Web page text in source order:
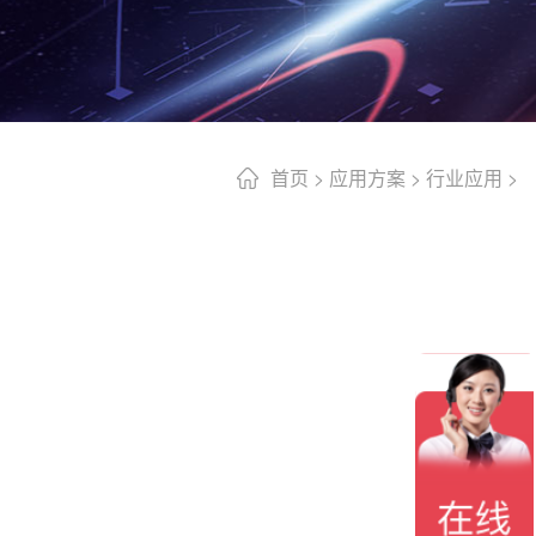
首页 > 应用方案 > 行业应用 >